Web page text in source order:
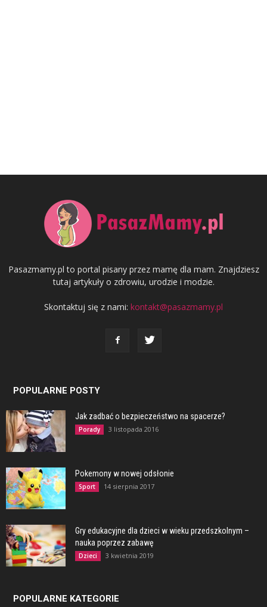
Pasazmamy.pl to portal pisany przez mamę dla mam. Znajdziesz
tutaj artykuły o zdrowiu, urodzie i modzie.
Skontaktuj się z nami: kontakt@pasazmamy.pl
POPULARNE POSTY
Jak zadbać o bezpieczeństwo na spacerze?
Porady 3 listopada 2016
Pokemony w nowej odsłonie
Sport 14 sierpnia 2017
Gry edukacyjne dla dzieci w wieku przedszkolnym –
nauka poprzez zabawę
Dzieci 3 kwietnia 2019
POPULARNE KATEGORIE